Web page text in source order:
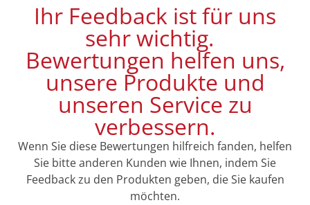
Ihr Feedback ist für uns
sehr wichtig.
Bewertungen helfen uns,
unsere Produkte und
unseren Service zu
verbessern.
Wenn Sie diese Bewertungen hilfreich fanden, helfen
Sie bitte anderen Kunden wie Ihnen, indem Sie
Feedback zu den Produkten geben, die Sie kaufen
möchten.